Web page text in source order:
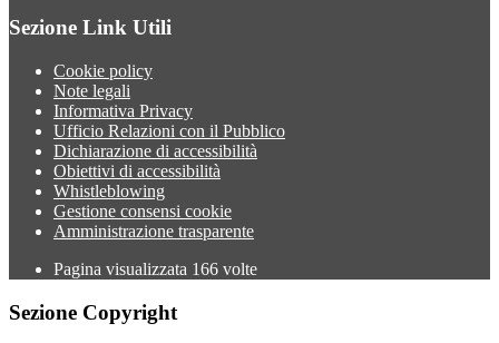
Sezione Link Utili
Cookie policy
Note legali
Informativa Privacy
Ufficio Relazioni con il Pubblico
Dichiarazione di accessibilità
Obiettivi di accessibilità
Whistleblowing
Gestione consensi cookie
Amministrazione trasparente
Pagina visualizzata 166 volte
Sezione Copyright